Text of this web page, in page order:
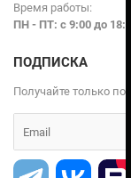
Время работы:
ПН - ПТ: с 9:00 до 18:00
ПОДПИСКА
Получайте только